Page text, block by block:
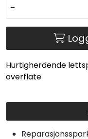
-
Hurtigherdende
overflate